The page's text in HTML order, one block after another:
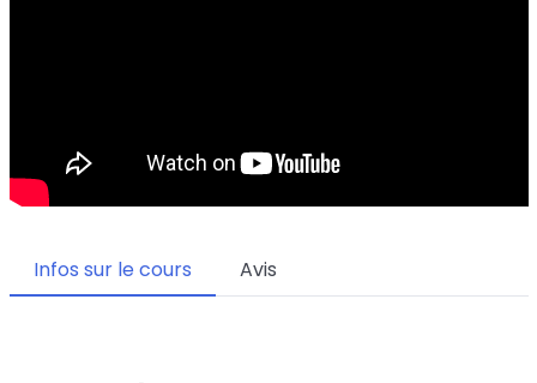
Infos sur le cours Avis